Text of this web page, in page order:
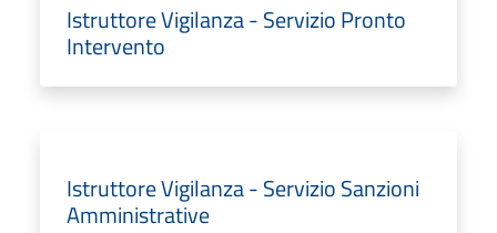
Istruttore Vigilanza - Servizio Pronto
Intervento
Istruttore Vigilanza - Servizio Sanzioni
Amministrative